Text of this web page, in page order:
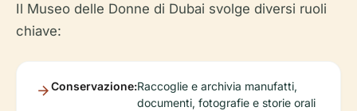
Il Museo delle Donne di Dubai svolge diversi ruoli
chiave:
Conservazione:Raccoglie e archivia manufatti,
documenti, fotografie e storie orali